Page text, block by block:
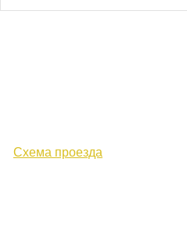
Схема проезда